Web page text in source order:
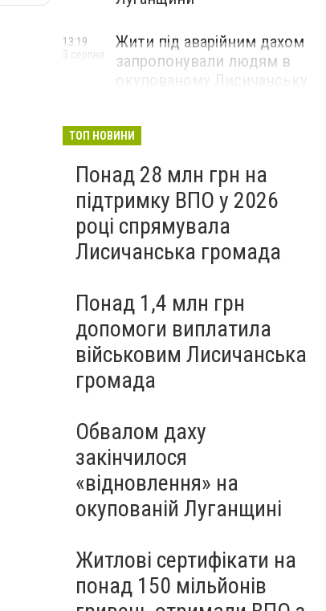
Жити під аварійним дахом
запропонували людям в
окупованому Лисичанську
13:19
3 серпня
ТОП НОВИНИ
Понад 28 млн грн на
підтримку ВПО у 2026
році спрямувала
Лисичанська громада
Понад 1,4 млн грн
допомоги виплатила
військовим Лисичанська
громада
Обвалом даху
закінчилося
«відновлення» на
окупованій Луганщині
Житлові сертифікати на
понад 150 мільйонів